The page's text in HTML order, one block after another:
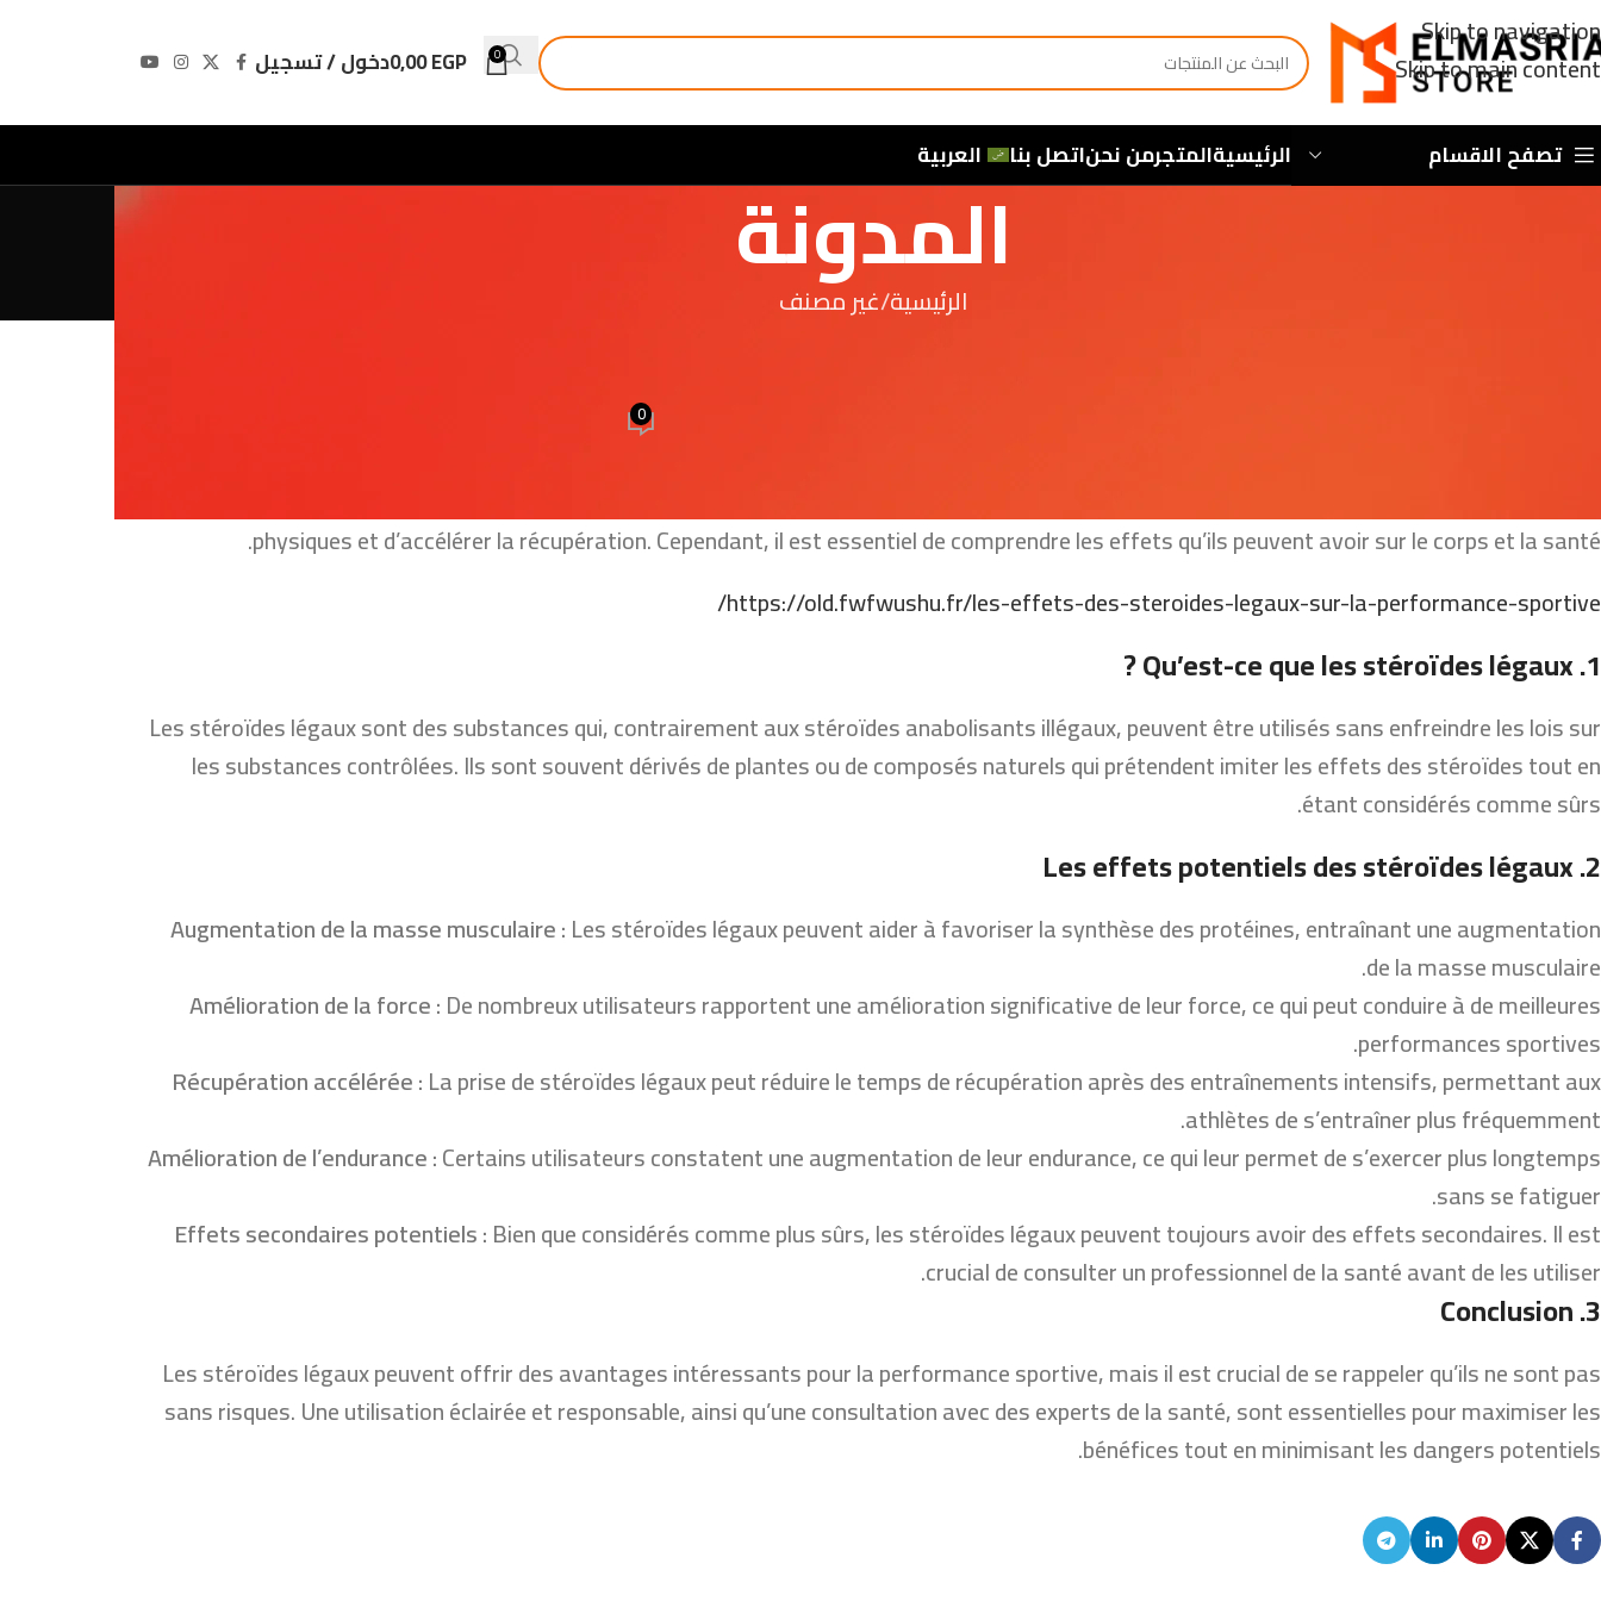
Skip to navigation
Skip to main content
0
0,00EGP دخول / تسجيل
تصفح الاقسام الرئيسيةالمتجرمن نحناتصل بنا العربية
المدونة
الرئيسية غير مصنف
0
physiques et d’accélérer la récupération. Cependant, il est essentiel de comprendre les effets qu’ils peuvent avoir sur le corps et la santé.
https://old.fwfwushu.fr/les-effets-des-steroides-legaux-sur-la-performance-sportive/
1. Qu’est-ce que les stéroïdes légaux ?
Les stéroïdes légaux sont des substances qui, contrairement aux stéroïdes anabolisants illégaux, peuvent être utilisés sans enfreindre les lois sur
les substances contrôlées. Ils sont souvent dérivés de plantes ou de composés naturels qui prétendent imiter les effets des stéroïdes tout en
étant considérés comme sûrs.
2. Les effets potentiels des stéroïdes légaux
Augmentation de la masse musculaire :Les stéroïdes légaux peuvent aider à favoriser la synthèse des protéines, entraînant une augmentation
de la masse musculaire.
Amélioration de la force :De nombreux utilisateurs rapportent une amélioration significative de leur force, ce qui peut conduire à de meilleures
performances sportives.
Récupération accélérée :La prise de stéroïdes légaux peut réduire le temps de récupération après des entraînements intensifs, permettant aux
athlètes de s’entraîner plus fréquemment.
Amélioration de l’endurance :Certains utilisateurs constatent une augmentation de leur endurance, ce qui leur permet de s’exercer plus longtemps
sans se fatiguer.
Effets secondaires potentiels :Bien que considérés comme plus sûrs, les stéroïdes légaux peuvent toujours avoir des effets secondaires. Il est
crucial de consulter un professionnel de la santé avant de les utiliser.
3. Conclusion
Les stéroïdes légaux peuvent offrir des avantages intéressants pour la performance sportive, mais il est crucial de se rappeler qu’ils ne sont pas
sans risques. Une utilisation éclairée et responsable, ainsi qu’une consultation avec des experts de la santé, sont essentielles pour maximiser les
bénéfices tout en minimisant les dangers potentiels.